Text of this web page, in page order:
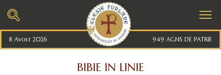
8 Avost 2026 949 AGNS DE PATRIE
BIBIE IN LINIE